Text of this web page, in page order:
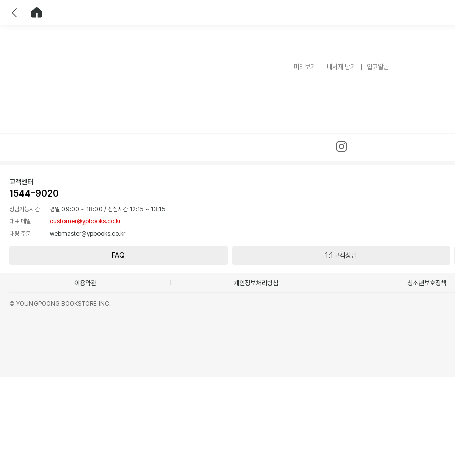
미리보기 내서재 담기 입고알림
고객센터
1544-9020
상담가능시간 평일 09:00 ~ 18:00 / 점심시간 12:15 ~ 13:15
대표 메일
customer@ypbooks.co.kr
대량 주문
webmaster@ypbooks.co.kr
FAQ 1:1고객상담
이용약관 개인정보처리방침 청소년보호정책
© YOUNGPOONG BOOKSTORE INC.